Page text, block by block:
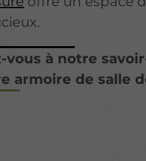
vous à notre
armoire de salle